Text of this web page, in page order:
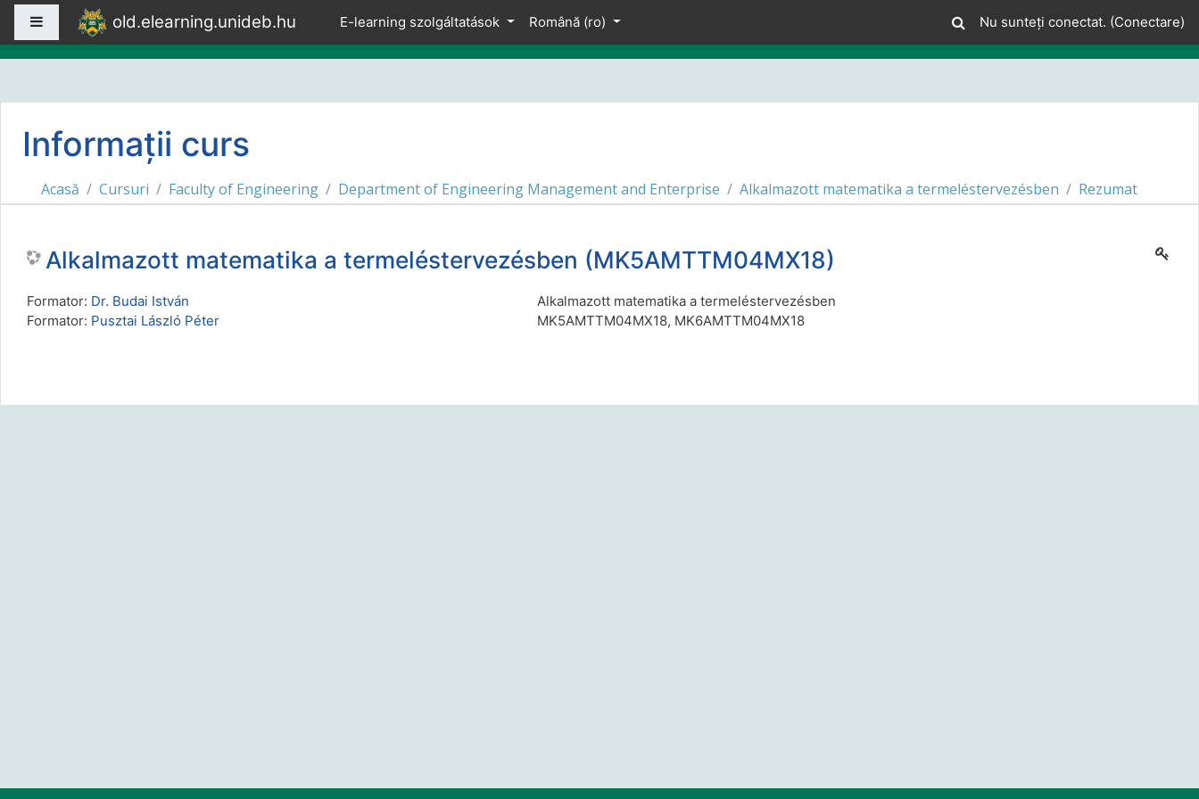
Sari la conţinutul principal
Panou lateralold.elearning.unideb.hu E-learning szolgáltatások Română ‎(ro)‎ Nu sunteți conectat. (Conectare)
Informații curs
Acasă Cursuri Faculty of Engineering Department of Engineering Management and Enterprise Alkalmazott matematika a termeléstervezésben Rezumat
Alkalmazott matematika a termeléstervezésben (MK5AMTTM04MX18)
Alkalmazott matematika a termeléstervezésben
MK5AMTTM04MX18, MK6AMTTM04MX18
Formator: Dr. Budai István
Formator: Pusztai László Péter